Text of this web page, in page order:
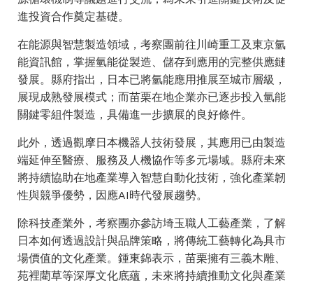
進投資合作奠定基礎。
在能源與智慧製造領域，考察團前往川崎重工及東京氫
能資訊館，掌握氫能從製造、儲存到應用的完整供應鏈
發展。縣府指出，日本已將氫能應用推展至城市層級，
展現成熟發展模式；而苗栗在地企業亦已逐步投入氫能
關鍵零組件製造，具備進一步擴展的良好條件。
此外，透過觀摩日本機器人技術發展，其應用已由製造
端延伸至醫療、服務及人機協作等多元場域。縣府未來
將持續協助在地產業導入智慧自動化技術，強化產業韌
性與競爭優勢，因應AI時代發展趨勢。
除科技產業外，考察團亦參訪埼玉職人工藝產業，了解
日本如何透過設計與品牌策略，將傳統工藝轉化為具市
場價值的文化產業。鍾東錦表示，苗栗擁有三義木雕、
苑裡藺草等深厚文化底蘊，未來將持續推動文化與產業